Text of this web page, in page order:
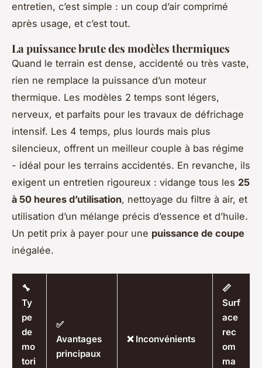
entretien, c’est simple : un coup d’air comprimé
après usage, et c’est tout.
La puissance brute des modèles thermiques
Quand le terrain est dense, accidenté ou très vaste,
rien ne remplace la puissance d’un moteur
thermique. Les modèles 2 temps sont légers,
nerveux, et parfaits pour les travaux de défrichage
intensif. Les 4 temps, plus lourds mais plus
silencieux, offrent un meilleur couple à bas régime
- idéal pour les terrains accidentés. En revanche, ils
exigent un entretien rigoureux : vidange tous les 25
à 50 heures d’utilisation, nettoyage du filtre à air, et
utilisation d’un mélange précis d’essence et d’huile.
Un petit prix à payer pour une puissance de coupe
inégalée.
🔧
Ty
pe
de
mo
tori
✅
Avantages
principaux
❌ Inconvénients
📏
Surf
ace
rec
om
ma